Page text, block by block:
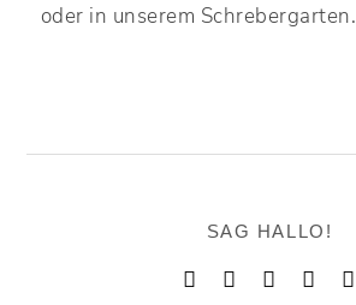
oder in unserem Schrebergarten.
SAG HALLO!